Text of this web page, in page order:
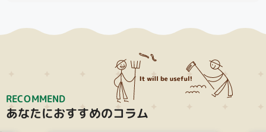
RECOMMEND
あなたにおすすめのコラム